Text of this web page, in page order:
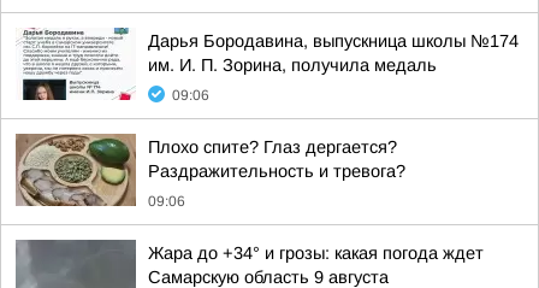
Дарья Бородавина, выпускница школы №174
им. И. П. Зорина, получила медаль
09:06
Плохо спите? Глаз дергается?
Раздражительность и тревога?
09:06
Жара до +34° и грозы: какая погода ждет
Самарскую область 9 августа